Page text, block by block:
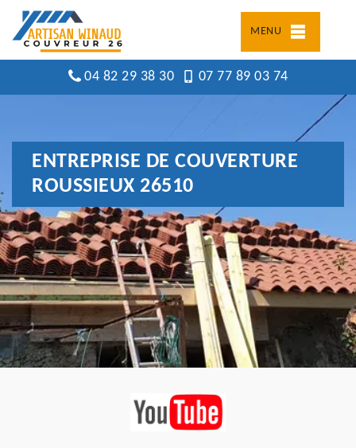
MENU
04 82 29 38 30 07 77 89 03 74
ENTREPRISE DE COUVERTURE
ROUSSIEUX 26510